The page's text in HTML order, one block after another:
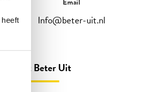
Info@beter-uit.nl
u echt Beter Uit